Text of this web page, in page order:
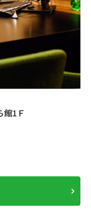
館1Ｆ